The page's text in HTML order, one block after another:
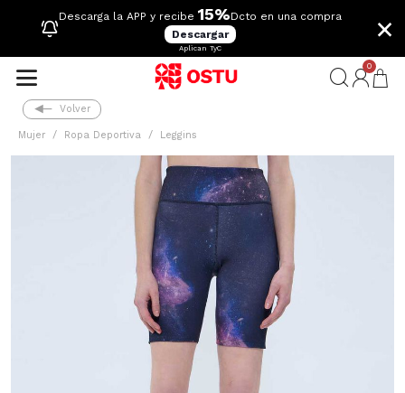
Descarga la APP y recibe 15%Dcto en una compra
Descargar
Aplican TyC
×
0
Volver
Mujer Ropa Deportiva Leggins